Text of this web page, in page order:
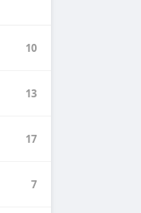
10
13
17
7